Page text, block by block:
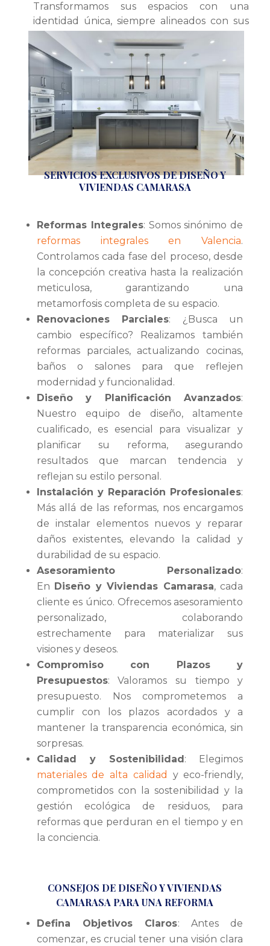
Transformamos sus espacios con una
identidad única, siempre alineados con sus
preferencias y requisitos.
SERVICIOS EXCLUSIVOS DE DISEÑO Y
VIVIENDAS CAMARASA
Reformas Integrales: Somos sinónimo de
reformas integrales en Valencia.
Controlamos cada fase del proceso, desde
la concepción creativa hasta la realización
meticulosa, garantizando una
metamorfosis completa de su espacio.
Renovaciones Parciales: ¿Busca un
cambio específico? Realizamos también
reformas parciales, actualizando cocinas,
baños o salones para que reflejen
modernidad y funcionalidad.
Diseño y Planificación Avanzados:
Nuestro equipo de diseño, altamente
cualificado, es esencial para visualizar y
planificar su reforma, asegurando
resultados que marcan tendencia y
reflejan su estilo personal.
Instalación y Reparación Profesionales:
Más allá de las reformas, nos encargamos
de instalar elementos nuevos y reparar
daños existentes, elevando la calidad y
durabilidad de su espacio.
Asesoramiento Personalizado:
En Diseño y Viviendas Camarasa, cada
cliente es único. Ofrecemos asesoramiento
personalizado, colaborando
estrechamente para materializar sus
visiones y deseos.
Compromiso con Plazos y
Presupuestos: Valoramos su tiempo y
presupuesto. Nos comprometemos a
cumplir con los plazos acordados y a
mantener la transparencia económica, sin
sorpresas.
Calidad y Sostenibilidad: Elegimos
materiales de alta calidad
y eco-friendly,
comprometidos con la sostenibilidad y la
gestión ecológica de residuos, para
reformas que perduran en el tiempo y en
la conciencia.
CONSEJOS DE DISEÑO Y VIVIENDAS
CAMARASA PARA UNA REFORMA
Defina Objetivos Claros: Antes de
comenzar, es crucial tener una visión clara